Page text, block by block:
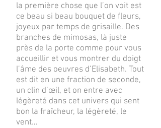
la première chose que l’on voit est
ce beau si beau bouquet de fleurs,
joyeux par temps de grisaille. Des
branches de mimosas, là juste
près de la porte comme pour vous
accueillir et vous montrer du doigt
l’âme des oeuvres d’Elisabeth. Tout
est dit en une fraction de seconde,
un clin d’œil, et on entre avec
légèreté dans cet univers qui sent
bon la fraîcheur, la légèreté, le
vent…